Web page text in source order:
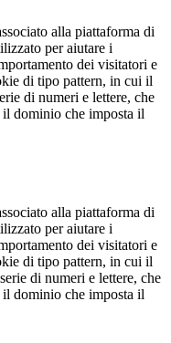
alla piattaforma di
per aiutare i
dei visitatori e
di tipo pattern, in cui il
di numeri e lettere, che
dominio che imposta il
alla piattaforma di
per aiutare i
dei visitatori e
di tipo pattern, in cui il
di numeri e lettere, che
dominio che imposta il